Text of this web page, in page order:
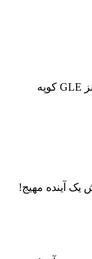
فیس‌لیفت ۲۰۲۷ مرسدس-بنز GLE کوپه